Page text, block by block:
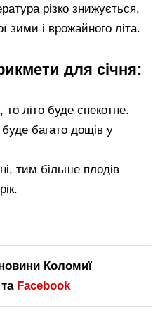
різко знижується,
зими і врожайного літа.
для січня:
літо буде спекотне.
багато дощів у
тим більше плодів
Коломиї
та Facebook